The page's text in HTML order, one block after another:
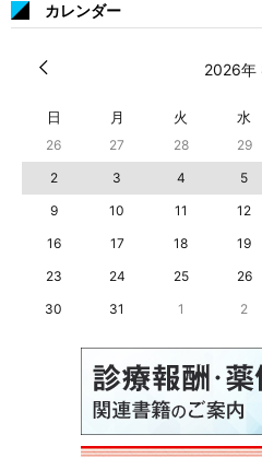
カレンダー
2026年
日 月 火 水
26 27 28 29
2
3 4 5
9
10 11 12
16
17 18 19
23
24 25 26
30
31 1 2